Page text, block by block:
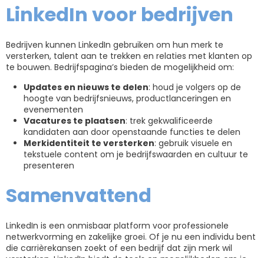
LinkedIn voor bedrijven
Bedrijven kunnen LinkedIn gebruiken om hun merk te
versterken, talent aan te trekken en relaties met klanten op
te bouwen. Bedrijfspagina’s bieden de mogelijkheid om:
Updates en nieuws te delen: houd je volgers op de
hoogte van bedrijfsnieuws, productlanceringen en
evenementen
Vacatures te plaatsen: trek gekwalificeerde
kandidaten aan door openstaande functies te delen
Merkidentiteit te versterken: gebruik visuele en
tekstuele content om je bedrijfswaarden en cultuur te
presenteren
Samenvattend
LinkedIn is een onmisbaar platform voor professionele
netwerkvorming en zakelijke groei. Of je nu een individu bent
die carrièrekansen zoekt of een bedrijf dat zijn merk wil